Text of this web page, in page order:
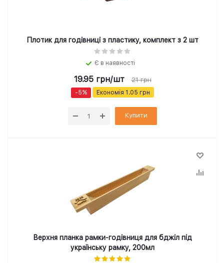
Плотик для годівниці з пластику, комплект з 2 шт
Є в наявності
19.95грн/шт 21грн
-5% Економія 1.05 грн
Купити
Верхня планка рамки-годівниця для бджіл під
українську рамку, 200мл